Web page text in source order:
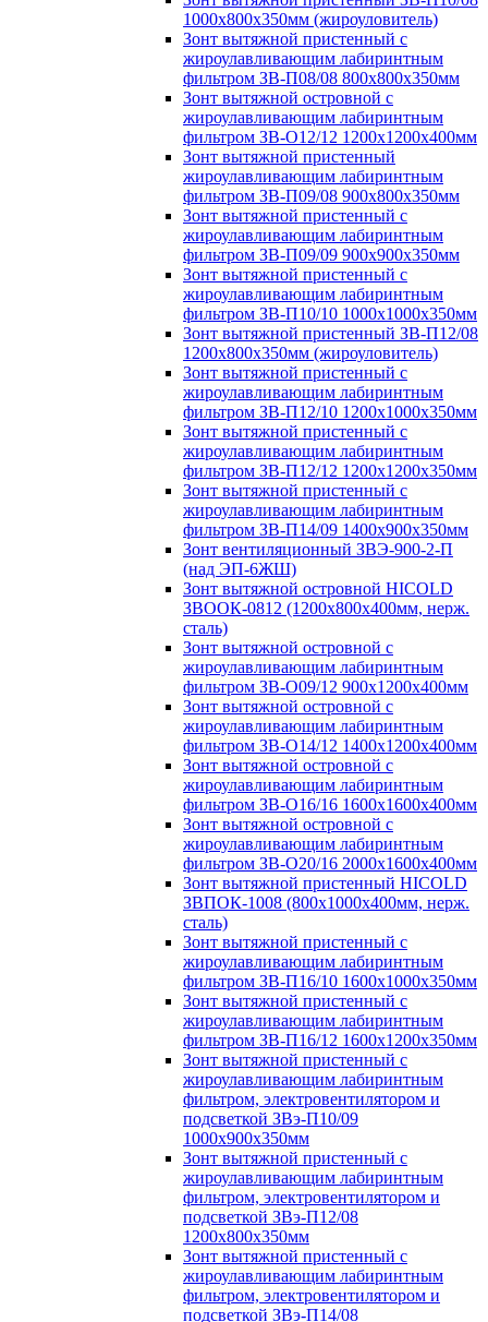
1000х800х350мм (жироуловитель)
Зонт вытяжной пристенный с
жироулавливающим лабиринтным
фильтром ЗВ-П08/08 800х800х350мм
Зонт вытяжной островной с
жироулавливающим лабиринтным
фильтром ЗВ-О12/12 1200х1200х400мм
Зонт вытяжной пристенный
жироулавливающим лабиринтным
фильтром ЗВ-П09/08 900х800х350мм
Зонт вытяжной пристенный с
жироулавливающим лабиринтным
фильтром ЗВ-П09/09 900х900х350мм
Зонт вытяжной пристенный с
жироулавливающим лабиринтным
фильтром ЗВ-П10/10 1000х1000х350мм
Зонт вытяжной пристенный ЗВ-П12/08
1200х800х350мм (жироуловитель)
Зонт вытяжной пристенный с
жироулавливающим лабиринтным
фильтром ЗВ-П12/10 1200х1000х350мм
Зонт вытяжной пристенный с
жироулавливающим лабиринтным
фильтром ЗВ-П12/12 1200х1200х350мм
Зонт вытяжной пристенный с
жироулавливающим лабиринтным
фильтром ЗВ-П14/09 1400х900х350мм
Зонт вентиляционный ЗВЭ-900-2-П
(над ЭП-6ЖШ)
Зонт вытяжной островной HICOLD
ЗВООК-0812 (1200х800x400мм, нерж.
сталь)
Зонт вытяжной островной с
жироулавливающим лабиринтным
фильтром ЗВ-О09/12 900х1200х400мм
Зонт вытяжной островной с
жироулавливающим лабиринтным
фильтром ЗВ-О14/12 1400х1200х400мм
Зонт вытяжной островной с
жироулавливающим лабиринтным
фильтром ЗВ-О16/16 1600х1600х400мм
Зонт вытяжной островной с
жироулавливающим лабиринтным
фильтром ЗВ-О20/16 2000х1600х400мм
Зонт вытяжной пристенный HICOLD
ЗВПОК-1008 (800х1000х400мм, нерж.
сталь)
Зонт вытяжной пристенный с
жироулавливающим лабиринтным
фильтром ЗВ-П16/10 1600х1000х350мм
Зонт вытяжной пристенный с
жироулавливающим лабиринтным
фильтром ЗВ-П16/12 1600х1200х350мм
Зонт вытяжной пристенный с
жироулавливающим лабиринтным
фильтром, электровентилятором и
подсветкой ЗВэ-П10/09
1000х900х350мм
Зонт вытяжной пристенный с
жироулавливающим лабиринтным
фильтром, электровентилятором и
подсветкой ЗВэ-П12/08
1200х800х350мм
Зонт вытяжной пристенный с
жироулавливающим лабиринтным
фильтром, электровентилятором и
подсветкой ЗВэ-П14/08